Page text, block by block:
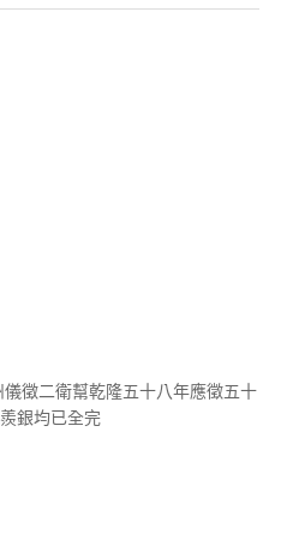
徵二衛幫乾隆五十八年應徵五十
銀均已全完